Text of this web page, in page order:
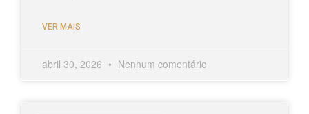
VER MAIS
abril 30, 2026 Nenhum comentário